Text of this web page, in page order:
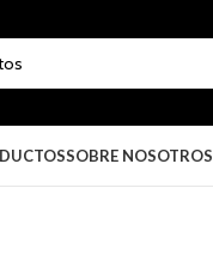
SOBRE NOSOTROS